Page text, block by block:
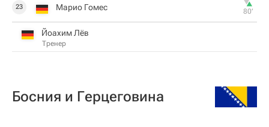
23 Марио Гомес 80‎’‎
Йоахим Лёв
Тренер
Босния и Герцеговина